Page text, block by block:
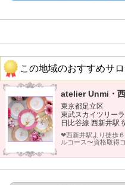
この地域のおすすめサ
atelier Unmi・
東京都足立区
東武スカイツリー
日比谷線 西新井駅
❤︎西新井駅より徒歩
ルコース〜資格取得